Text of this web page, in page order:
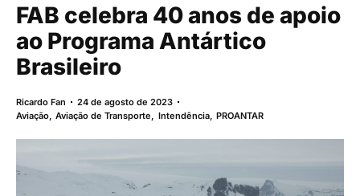
FAB celebra 40 anos de apoio
ao Programa Antártico
Brasileiro
Ricardo Fan
24 de agosto de 2023
Aviação,Aviação de Transporte, Intendência, PROANTAR